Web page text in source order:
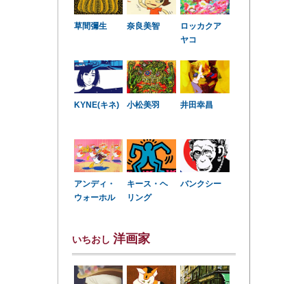
草間彌生 奈良美智
ロッカクア
ヤコ
KYNE(キネ) 小松美羽 井田幸昌
アンディ・
ウォーホル
キース・ヘ
リング
バンクシー
いちおし 洋画家